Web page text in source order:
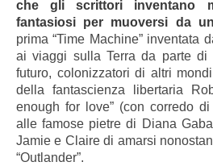
che gli scrittori inventano
fantasiosi per muoversi da
prima “Time Machine” inventata
ai viaggi sulla Terra da parte di
futuro, colonizzatori di altri
della fantascienza libertaria
enough for love” (con corredo
alle famose pietre di Diana
Jamie e Claire di amarsi
“Outlander”.